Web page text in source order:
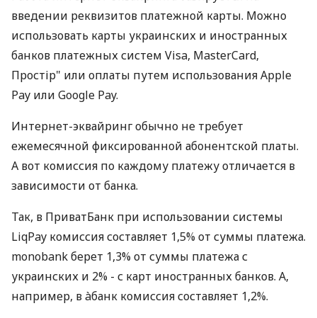
введении реквизитов платежной карты. Можно
использовать карты украинских и иностранных
банков платежных систем Visa, MasterCard,
Простір" или оплаты путем использования Apple
Pay или Google Pay.
Интернет-эквайринг обычно не требует
ежемесячной фиксированной абонентской платы.
А вот комиссия по каждому платежу отличается в
зависимости от банка.
Так, в ПриватБанк при использовании системы
LiqPay комиссия составляет 1,5% от суммы платежа.
monobank берет 1,3% от суммы платежа с
украинских и 2% - с карт иностранных банков. А,
например, в àбанк комиссия составляет 1,2%.